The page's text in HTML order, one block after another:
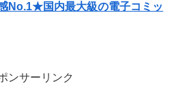
No.1★国内最大級の電子コミッ
ンサーリンク